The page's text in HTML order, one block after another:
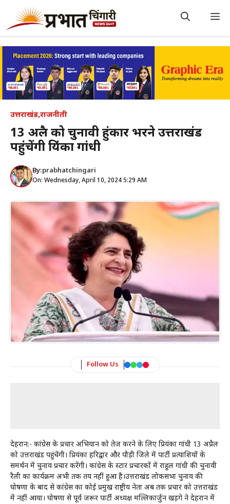
content
उत्तराखंड,राजनीती
13 अप्रैल को चुनावी हुंकार भरने उत्तराखंड
पहुंचेंगी प्रियंका गांधी
By:prabhatchingari
On: Wednesday, April 10, 2024 5:29 AM
Follow Us
देहरादून:- कांग्रेस के प्रचार अभियान को तेज करने के लिए प्रियंका गांधी 13 अप्रैल
को उत्तराखंड पहुंचेंगी। प्रियंका हरिद्वार और पौड़ी जिले में पार्टी प्रत्याशियों के
समर्थन में चुनाव प्रचार करेंगी। कांग्रेस के स्टार प्रचारकों में राहुल गांधी की चुनावी
रैली का कार्यक्रम अभी तक तय नहीं हुआ है।उत्तराखंड लोकसभा चुनाव की
घोषणा के बाद से कांग्रेस का कोई प्रमुख राष्ट्रीय नेता अब तक प्रचार को उत्तराखंड
में नहीं आया। घोषणा से पूर्व जरूर पार्टी अध्यक्ष मल्लिकार्जुन खड़गे ने देहरादून में